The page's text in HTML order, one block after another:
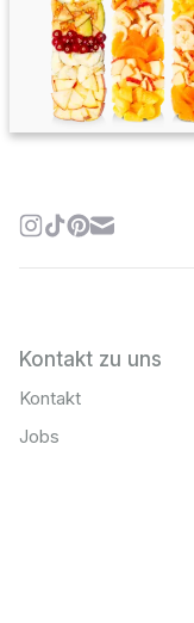
Kontakt zu uns
Kontakt
Jobs